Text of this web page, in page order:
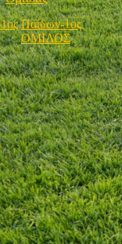
Παίδων-1ος
ΟΜΙΛΟΣ